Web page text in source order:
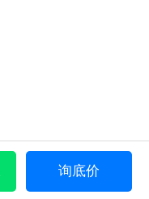
询底价